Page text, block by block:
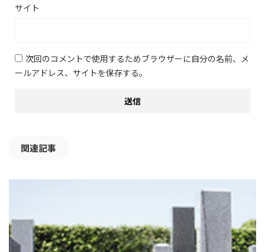
サイト
次回のコメントで使用するためブラウザーに自分の名前、メ
ールアドレス、サイトを保存する。
関連記事